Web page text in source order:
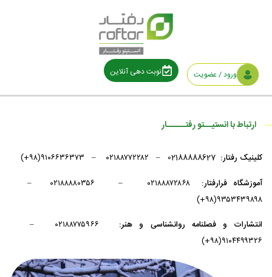
ورود / عضویت نوبت دهی آنلاین
ارتباط با انستیــتو رفتـــــار
کلینیک رفتار:
آموزشگاه فرارفتار:
۰۲۱۸۸۸۷۲۸۶۸ – ۰۲۱۸۸۸۸۰۳۵۶ –
۹۳۵۳۴۳۹۸۹۸(۹۸+)
انتشارات و فصلنامه روانشناسی و هنر:
۰۲۱۸۸۷۷۵۹۶۶ –
۹۱۰۴۴۹۹۳۲۶(۹۸+)